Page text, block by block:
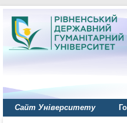
Сайт Університету